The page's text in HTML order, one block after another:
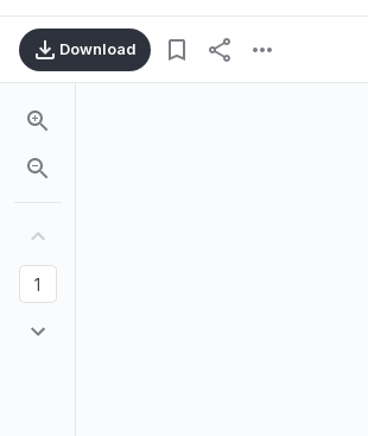
Download